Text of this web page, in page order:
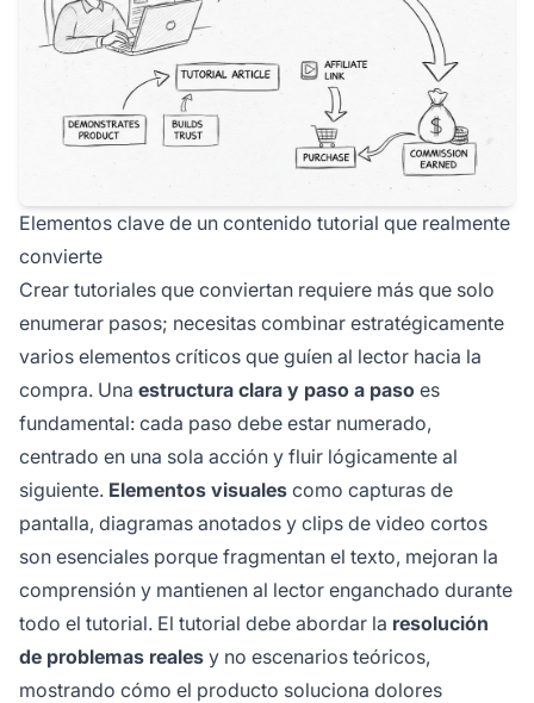
Elementos clave de un contenido tutorial que realmente
convierte
Crear tutoriales que conviertan requiere más que solo
enumerar pasos; necesitas combinar estratégicamente
varios elementos críticos que guíen al lector hacia la
compra. Una estructura clara y paso a paso es
fundamental: cada paso debe estar numerado,
centrado en una sola acción y fluir lógicamente al
siguiente. Elementos visuales como capturas de
pantalla, diagramas anotados y clips de video cortos
son esenciales porque fragmentan el texto, mejoran la
comprensión y mantienen al lector enganchado durante
todo el tutorial. El tutorial debe abordar la resolución
de problemas reales y no escenarios teóricos,
mostrando cómo el producto soluciona dolores